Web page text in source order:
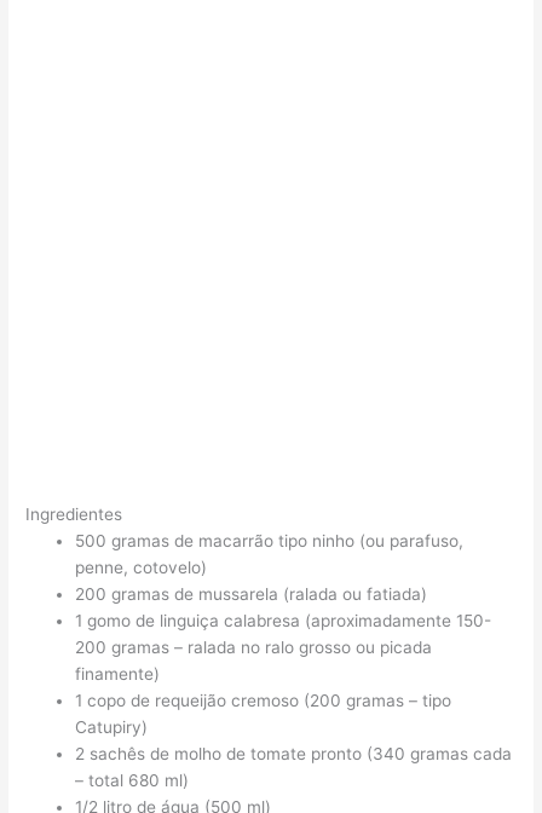
Ingredientes
500 gramas de macarrão tipo ninho (ou parafuso,
penne, cotovelo)
200 gramas de mussarela (ralada ou fatiada)
1 gomo de linguiça calabresa (aproximadamente 150-
200 gramas – ralada no ralo grosso ou picada
finamente)
1 copo de requeijão cremoso (200 gramas – tipo
Catupiry)
2 sachês de molho de tomate pronto (340 gramas cada
– total 680 ml)
1/2 litro de água (500 ml)